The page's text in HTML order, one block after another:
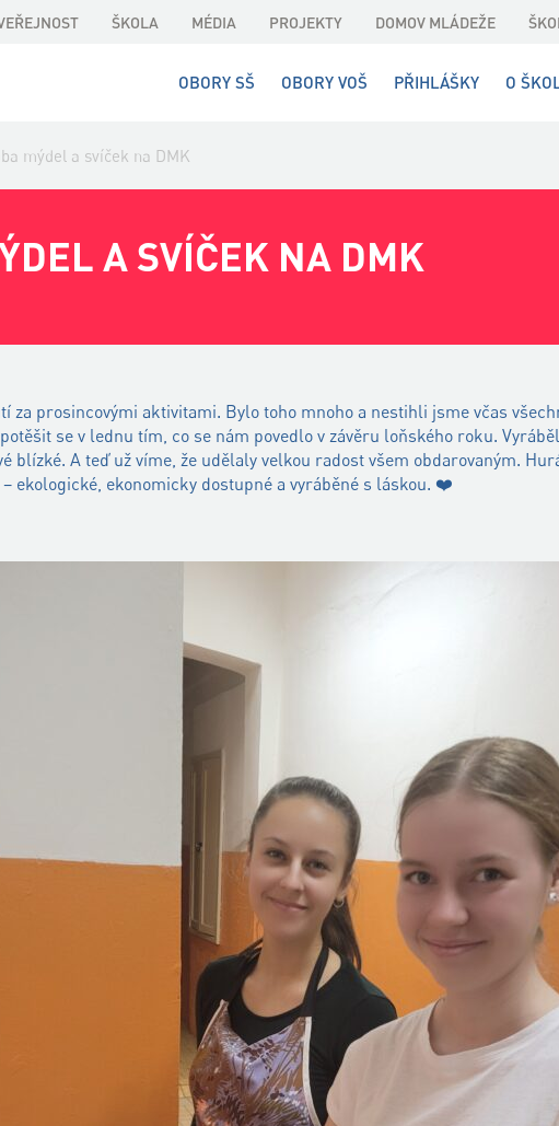
ŠKOLA MÉDIA PROJEKTY DOMOV MLÁDEŽE
OBORY SŠ OBORY VOŠ PŘIHLÁŠKY O
mýdel a svíček na DMK
A SVÍČEK NA DMK
za prosincovými aktivitami. Bylo toho mnoho a nestihli jsme včas
se v lednu tím, co se nám povedlo v závěru loňského roku.
blízké. A teď už víme, že udělaly velkou radost všem obdarovaným.
ekologické, ekonomicky dostupné a vyráběné s láskou. ❤️